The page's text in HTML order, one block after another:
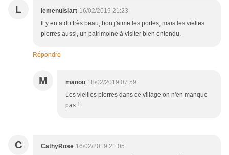
L lemenuisiart 16/02/2019 21:23
Il y en a du très beau, bon j'aime les portes, mais les vielles
pierres aussi, un patrimoine à visiter bien entendu.
Répondre
M manou 18/02/2019 07:59
Les vieilles pierres dans ce village on n'en manque
pas !
C CathyRose 16/02/2019 21:05